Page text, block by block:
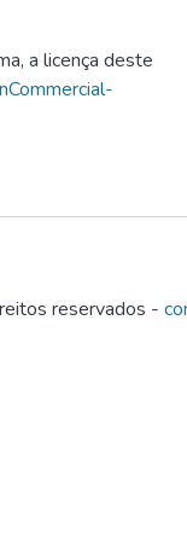
a licença deste
reservados -